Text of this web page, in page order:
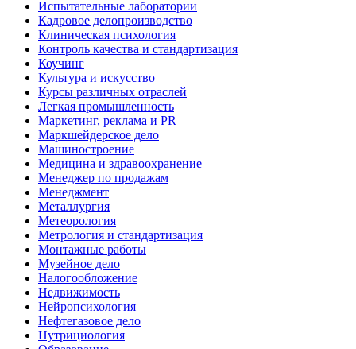
Испытательные лаборатории
Кадровое делопроизводство
Клиническая психология
Контроль качества и стандартизация
Коучинг
Культура и искусство
Курсы различных отраслей
Легкая промышленность
Маркетинг, реклама и PR
Маркшейдерское дело
Машиностроение
Медицина и здравоохранение
Менеджер по продажам
Менеджмент
Металлургия
Метеорология
Метрология и стандартизация
Монтажные работы
Музейное дело
Налогообложение
Недвижимость
Нейропсихология
Нефтегазовое дело
Нутрициология